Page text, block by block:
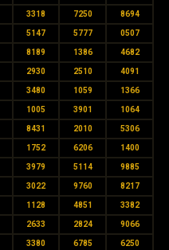
3318 7250 8694
5147 5777 0507
8189 1386 4682
2930 2510 4091
3480 1059 1366
1005 3901 1064
8431 2010 5306
1752 6206 1400
3979 5114 9885
3022 9760 8217
1128 4851 3382
2633 2824 9066
3380 6785 6250